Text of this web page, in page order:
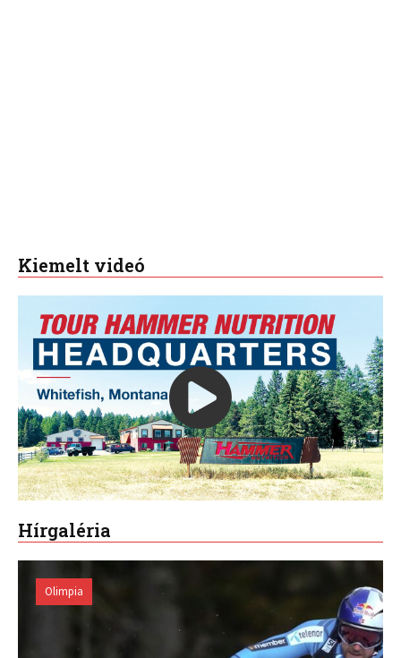
Kiemelt videó
Hírgaléria
Olimpia